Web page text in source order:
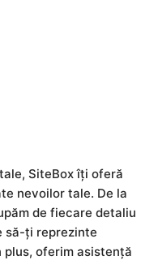
SiteBox îți oferă
nevoilor tale. De la
de fiecare detaliu
să-ți reprezinte
oferim asistență